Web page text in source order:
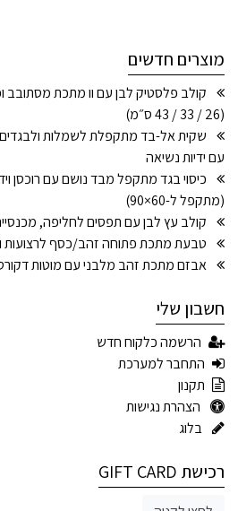
מוצרים חדשים
(26 / 33 / 43 ס״מ)
עם ידיות נשיאה
(מתקפל ל-60×90)
קולב עץ לבן עם תפסים לחליפה, מכנסיים
טבעת מתכת פתוחה זהב/כסף לרצועות
אבזם מתכת זהב מלבני עם מוטות
חשבון שלי
הרשמה כלקוח חדש
התחבר למערכת
תקנון
הצהרת נגישות
בלוג
רכישת GIFT CARD